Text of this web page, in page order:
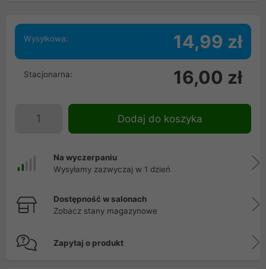
Wysyłkowa: 14,99 zł
Stacjonarna: 16,00 zł
Dodaj do koszyka
Na wyczerpaniu
Wysyłamy zazwyczaj w 1 dzień
Dostępność w salonach
Zobacz stany magazynowe
Zapytaj o produkt